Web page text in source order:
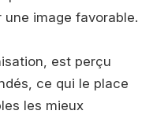
image favorable.
est perçu
ce qui le place
les mieux